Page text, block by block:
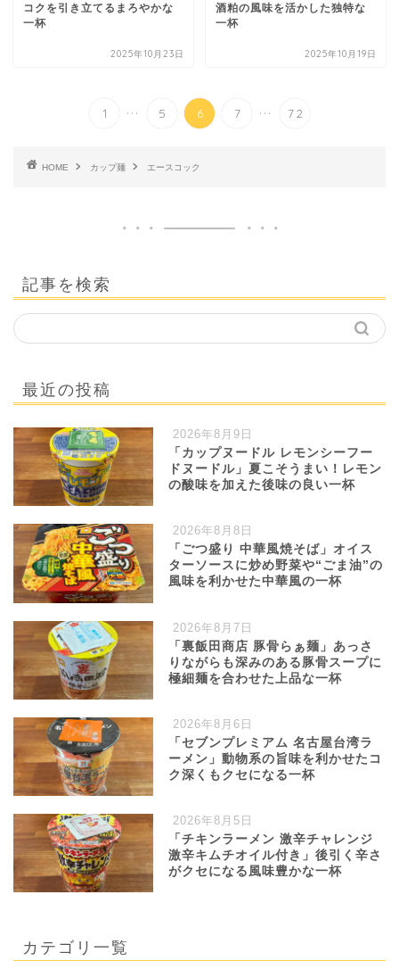
コクを引き立てるまろやかな
一杯
2025年10月23日
酒粕の風味を活かした独特な
一杯
2025年10月19日
1 ... 5 6 7 ... 72
HOME カップ麺 エースコック
記事を検索
最近の投稿
2026年8月9日
「カップヌードル レモンシーフー
ドヌードル」夏こそうまい！レモン
の酸味を加えた後味の良い一杯
2026年8月8日
「ごつ盛り 中華風焼そば」オイス
ターソースに炒め野菜や“ごま油”の
風味を利かせた中華風の一杯
2026年8月7日
「裏飯田商店 豚骨らぁ麺」あっさ
りながらも深みのある豚骨スープに
極細麺を合わせた上品な一杯
2026年8月6日
「セブンプレミアム 名古屋台湾ラ
ーメン」動物系の旨味を利かせたコ
ク深くもクセになる一杯
2026年8月5日
「チキンラーメン 激辛チャレンジ
激辛キムチオイル付き」後引く辛さ
がクセになる風味豊かな一杯
カテゴリ一覧